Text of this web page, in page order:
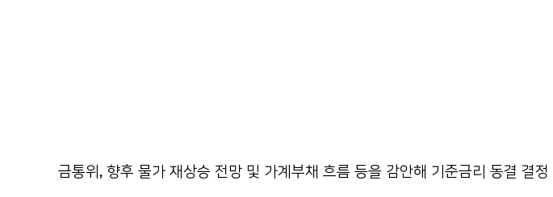
금통위, 향후 물가 재상승 전망 및 가계부채 흐름 등을 감안해 기준금리 동결 결정